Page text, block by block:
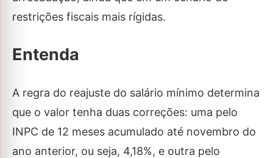
restrições fiscais mais rígidas.
Entenda
A regra do reajuste do salário mínimo determina
que o valor tenha duas correções: uma pelo
INPC de 12 meses acumulado até novembro do
ano anterior, ou seja, 4,18%, e outra pelo